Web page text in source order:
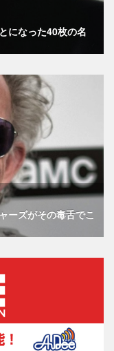
になった40枚の名
ーズがその毒舌でこ